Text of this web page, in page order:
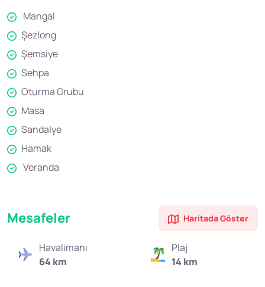
Mangal
Şezlong
Şemsiye
Sehpa
Oturma Grubu
Masa
Sandalye
Hamak
Veranda
Mesafeler Haritada Göster
Havalimanı
64 km
Plaj
14 km